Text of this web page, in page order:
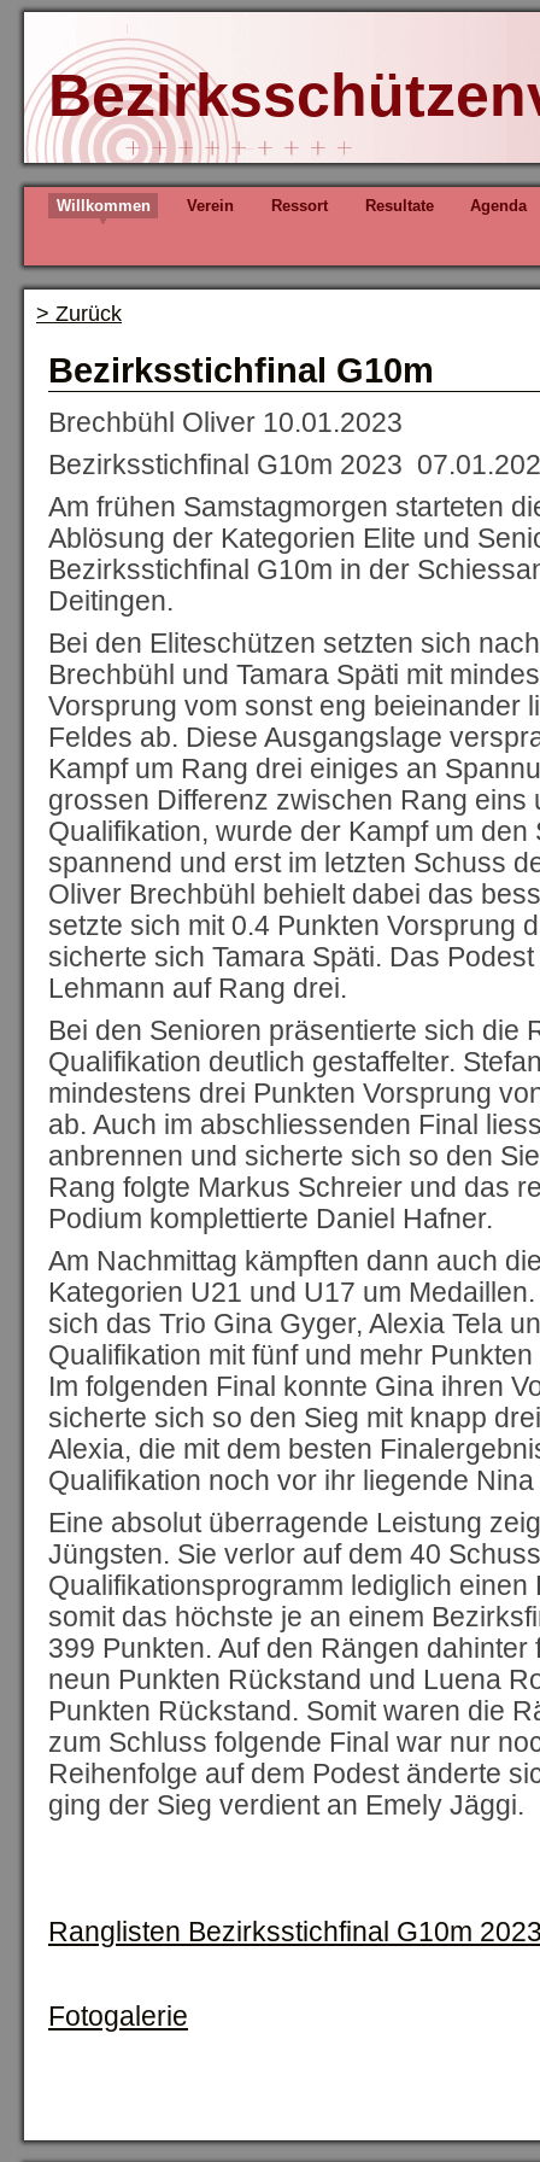
Willkommen Verein Ressort Resultate Agenda
> Zurück
Bezirksstichfinal G10m
Brechbühl Oliver 10.01.2023
Bezirksstichfinal G10m 2023
Am frühen Samstagmorgen starteten
Ablösung der Kategorien Elite und
Bezirksstichfinal G10m in der
Deitingen.
Bei den Eliteschützen setzten sich
Brechbühl und Tamara Späti mit
Vorsprung vom sonst eng beieinander
Feldes ab. Diese Ausgangslage
Kampf um Rang drei einiges an
grossen Differenz zwischen Rang eins
Qualifikation, wurde der Kampf um den
spannend und erst im letzten Schuss
Oliver Brechbühl behielt dabei das
setzte sich mit 0.4 Punkten Vorsprung
sicherte sich Tamara Späti. Das
Lehmann auf Rang drei.
Bei den Senioren präsentierte sich die
Qualifikation deutlich gestaffelter.
mindestens drei Punkten Vorsprung
ab. Auch im abschliessenden Final
anbrennen und sicherte sich so den
Rang folgte Markus Schreier und das
Podium komplettierte Daniel Hafner.
Am Nachmittag kämpften dann auch
Kategorien U21 und U17 um
sich das Trio Gina Gyger, Alexia Tela
Qualifikation mit fünf und mehr
Im folgenden Final konnte Gina ihren
sicherte sich so den Sieg mit knapp
Alexia, die mit dem besten
Qualifikation noch vor ihr liegende
Eine absolut überragende Leistung
Jüngsten. Sie verlor auf dem 40
Qualifikationsprogramm lediglich einen
somit das höchste je an einem
399 Punkten. Auf den Rängen
neun Punkten Rückstand und Luena
Punkten Rückstand. Somit waren die
zum Schluss folgende Final war nur
Reihenfolge auf dem Podest änderte
ging der Sieg verdient an Emely Jäggi.
Ranglisten Bezirksstichfinal G10m
Fotogalerie